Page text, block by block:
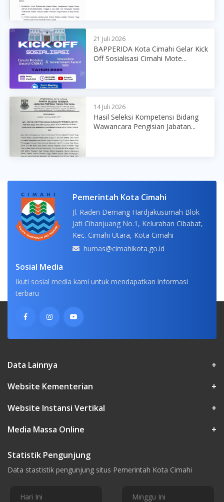
21 Juli 2026
BAPPERIDA Kota Cimahi Gelar Kick
Off Sosialisasi Cimahi Mote...
14 Juli 2026
Hasil Seleksi Kompetensi Bidang
Wawancara Pengisian Jabatan...
Pemerintah Kota Cimahi
Jl. Raden Demang Hardjakusumah Blok
Jati Cihanjuang No.1, Kelurahan Cibabat,
Kec. Cimahi Utara, Kota Cimahi
humas@cimahikota.go.id
Sosial Media
Ikuti sosial media kami untuk mendapatkan informasi
terbaru
Data Lainnya
+
Website Kementerian
+
Website Instansi Vertikal
+
Media Massa Online
+
Statistik Pengunjung
Data stastistik pengunjung situs Pemerintah Kota Cimahi
Hari Ini Minggu Ini